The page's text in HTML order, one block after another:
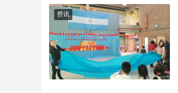
侨讯